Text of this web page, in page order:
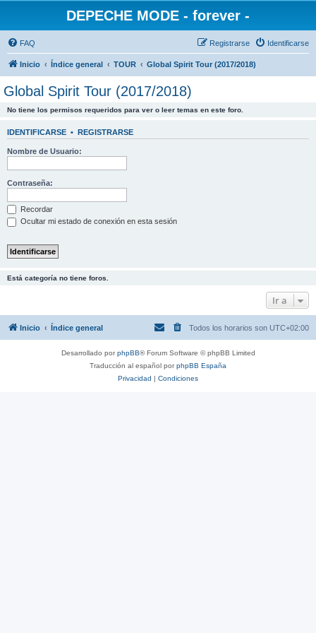
DEPECHE MODE - forever -
FAQ Identificarse
Registrarse
Inicio Índice general TOUR Global Spirit Tour (2017/2018)
Global Spirit Tour (2017/2018)
No tiene los permisos requeridos para ver o leer temas en este foro.
IDENTIFICARSE • REGISTRARSE
Nombre de Usuario:
Contraseña:
Recordar
Ocultar mi estado de conexión en esta sesión
Está categoría no tiene foros.
Ir a
Inicio Índice general Todos los horarios son UTC+02:00
Desarrollado porphpBB® Forum Software © phpBB Limited
Traducción al español porphpBB España
Privacidad | Condiciones